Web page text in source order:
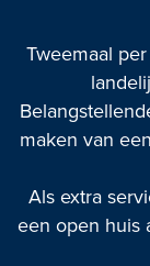
Tweemaal
maken van
Als extra
een open huis